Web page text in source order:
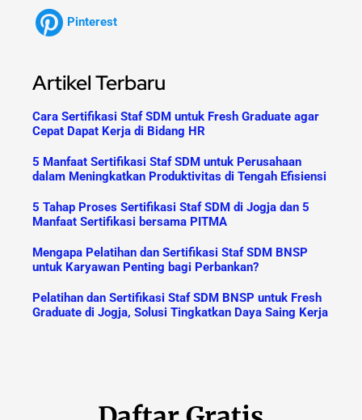
Pinterest
Artikel Terbaru
Cara Sertifikasi Staf SDM untuk Fresh Graduate agar
Cepat Dapat Kerja di Bidang HR
5 Manfaat Sertifikasi Staf SDM untuk Perusahaan
dalam Meningkatkan Produktivitas di Tengah Efisiensi
5 Tahap Proses Sertifikasi Staf SDM di Jogja dan 5
Manfaat Sertifikasi bersama PITMA
Mengapa Pelatihan dan Sertifikasi Staf SDM BNSP
untuk Karyawan Penting bagi Perbankan?
Pelatihan dan Sertifikasi Staf SDM BNSP untuk Fresh
Graduate di Jogja, Solusi Tingkatkan Daya Saing Kerja